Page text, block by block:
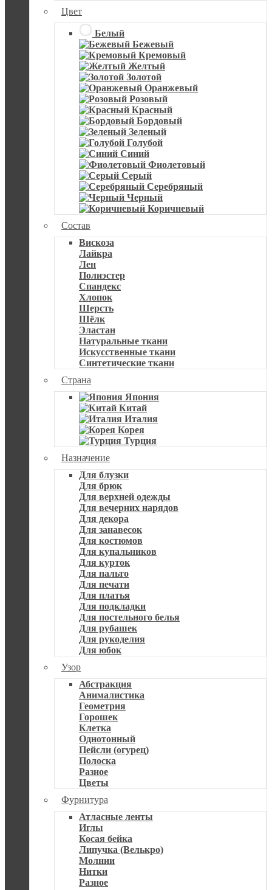
Цвет
Белый
Бежевый
Кремовый
Желтый
Золотой
Оранжевый
Розовый
Красный
Бордовый
Зеленый
Голубой
Синий
Фиолетовый
Серый
Серебряный
Черный
Коричневый
Состав
Вискоза
Лайкра
Лен
Полиэстер
Спандекс
Хлопок
Шерсть
Шёлк
Эластан
Натуральные ткани
Искусственные ткани
Синтетические ткани
Страна
Япония
Китай
Италия
Корея
Турция
Назначение
Для блузки
Для брюк
Для верхней одежды
Для вечерних нарядов
Для декора
Для занавесок
Для костюмов
Для купальников
Для курток
Для пальто
Для печати
Для платья
Для подкладки
Для постельного белья
Для рубашек
Для рукоделия
Для юбок
Узор
Абстракция
Анималистика
Геометрия
Горошек
Клетка
Однотонный
Пейсли (огурец)
Полоска
Разное
Цветы
Фурнитура
Атласные ленты
Иглы
Косая бейка
Липучка (Велькро)
Молнии
Нитки
Разное